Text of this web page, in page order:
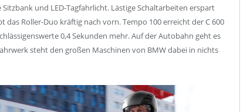
und LED-Tagfahrlicht. Lästige Schaltarbeiten erspart
das Roller-Duo kräftig nach vorn. Tempo 100 erreicht der C 600
0,4 Sekunden mehr. Auf der Autobahn geht es
steht den großen Maschinen von BMW dabei in nichts